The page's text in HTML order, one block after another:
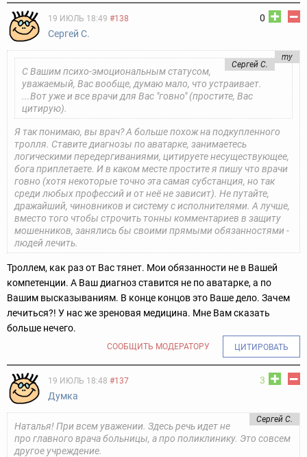
0
19 ИЮЛЬ 18:49 #138
Сергей С.
my
Сергей С.
С Вашим психо-эмоциональным статусом,
уважаемый, Вас вообще, думаю мало, что устраивает.
...Вот уже и все врачи для Вас "говно" (простите, Вас
цитирую).
Я так понимаю, вы врач? А больше похож на подкупленного
тролля. Ставите диагнозы по аватарке, занимаетесь
логическими передергиваниями, цитируете несуществующее,
бога приплетаете. И в каком месте простите я пишу что врачи
говно (хотя некоторые точно эта самая субстанция, но так
среди любых профессий и от неё не зависит). Не путайте,
дражайший, чиновников и систему с исполнителями. А лучше,
вместо того чтобы строчить тонны комментариев в защиту
мошенников, занялись бы своими прямыми обязанностями -
людей лечить.
Троллем, как раз от Вас тянет. Мои обязанности не в Вашей
компетенции. А Ваш диагноз ставится не по аватарке, а по
Вашим высказываниям. В конце концов это Ваше дело. Зачем
лечиться?! У нас же зреновая медицина. Мне Вам сказать
больше нечего.
СООБЩИТЬ МОДЕРАТОРУ ЦИТИРОВАТЬ
3
19 ИЮЛЬ 18:48 #137
Думка
Сергей С.
Наталья! При всем уважении. Здесь речь идет не
про главного врача больницы, а про поликлинику. Это совсем
другое учреждение.